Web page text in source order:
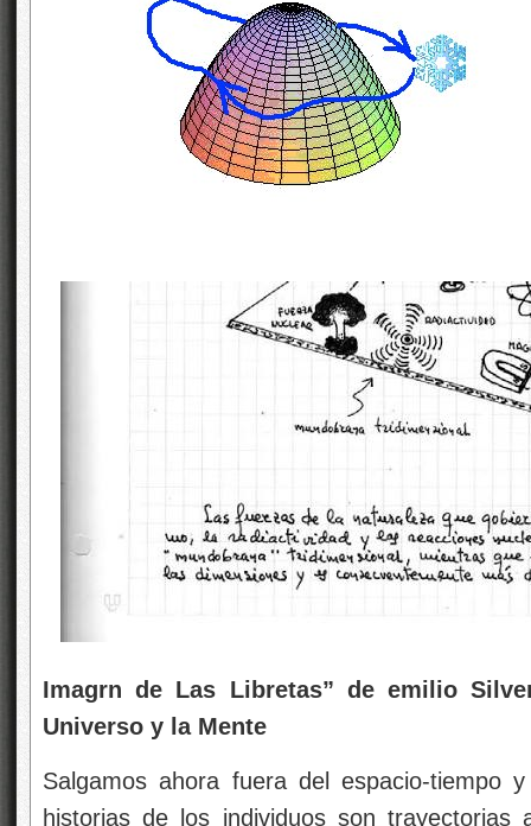
Imagrn de Las Libretas” de emilio
Universo y la Mente
Salgamos ahora fuera del espacio-tiempo
historias de los individuos son